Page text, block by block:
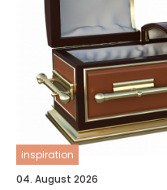
inspiration
04. August 2026